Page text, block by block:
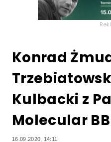
Konrad
Kulbacki z
Molecular
16.09.2020, 14:11